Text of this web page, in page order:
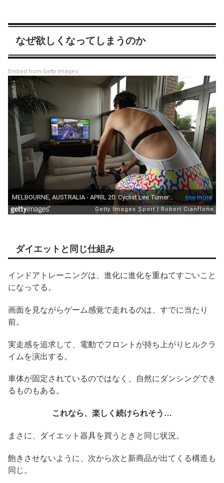
なぜ欲しくなってしまうのか
Embed from Getty Images
ダイエットと同じ仕組み
インドアトレーニングは、進化に進化を重ねてすごいこと
になってる。
画面を見ながらゲーム感覚で走れるのは、すでに当たり
前。
実走感を追求して、電動でフロントが持ち上がりヒルクラ
イムを演出する。
車体が固定されているのではなく、自然にダンシングでき
るものもある。
これなら、楽しく続けられそう…
まさに、ダイエット器具を買うときと同じ状況。
飽きさせないように、次から次と新商品が出てくる構造も
同じ。